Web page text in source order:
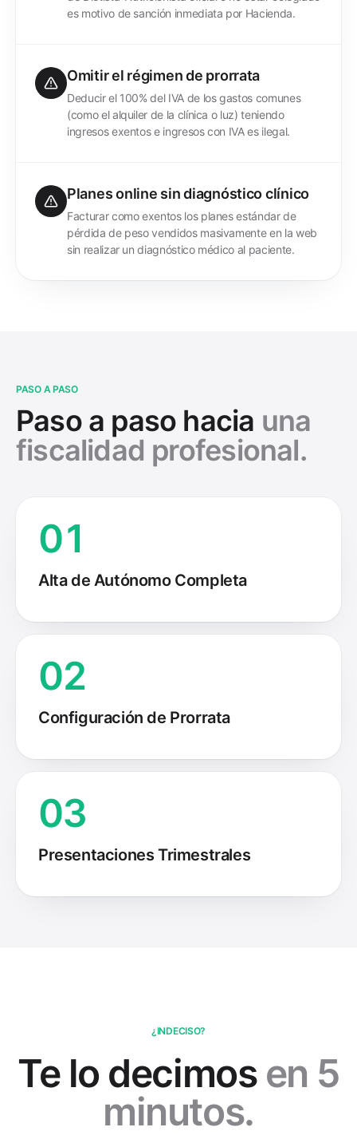
es motivo de sanción inmediata por Hacienda.
Omitir el régimen de prorrata
Deducir el 100% del IVA de los gastos comunes
(como el alquiler de la clínica o luz) teniendo
ingresos exentos e ingresos con IVA es ilegal.
Planes online sin diagnóstico clínico
Facturar como exentos los planes estándar de
pérdida de peso vendidos masivamente en la web
sin realizar un diagnóstico médico al paciente.
PASO A PASO
Paso a paso hacia una
fiscalidad profesional.
01
Alta de Autónomo Completa
02
Configuración de Prorrata
03
Presentaciones Trimestrales
¿INDECISO?
Te lo decimos en 5
minutos.